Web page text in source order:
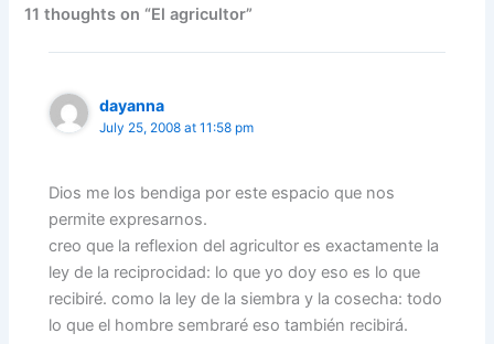
o
o
k
n p
p
11 thoughts on “El agricultor”
dayanna
July 25, 2008 at 11:58 pm
Dios me los bendiga por este espacio que nos
permite expresarnos.
creo que la reflexion del agricultor es exactamente la
ley de la reciprocidad: lo que yo doy eso es lo que
recibiré. como la ley de la siembra y la cosecha: todo
lo que el hombre sembraré eso también recibirá.